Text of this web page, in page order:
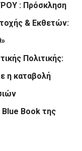
: Πρόσκληση
& Εκθετών:
Πολιτικής:
η καταβολή
Book της